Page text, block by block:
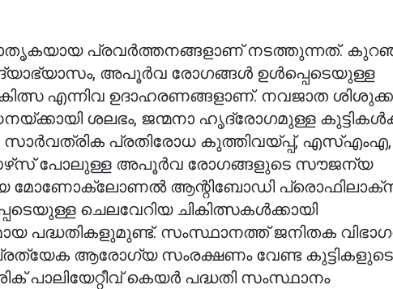
മാതൃകയായ പ്രവര്‍ത്തനങ്ങളാണ് നടത്തുന്നത്.
അപൂര്‍വ രോഗങ്ങള്‍ ഉള്‍പ്പെടെയുള്ള
എന്നിവ ഉദാഹരണങ്ങളാണ്. നവജാത
ശലഭം, ജന്മനാ ഹൃദ്രോഗമുള്ള
പ്രതിരോധ കുത്തിവയ്പ്പ്, എസ്എംഎ,
പോലുള്ള അപൂര്‍വ രോഗങ്ങളുടെ സൗജന്യ
മോണോക്ലോണല്‍ ആന്റിബോഡി
ചെലവേറിയ ചികിത്സകള്‍ക്കായി
പദ്ധതികളുമുണ്ട്. സംസ്ഥാനത്ത് ജനിതക
പ്രത്യേക ആരോഗ്യ സംരക്ഷണം വേണ്ട കുട്ടികളുടെ
പാലിയേറ്റീവ് കെയര്‍ പദ്ധതി സംസ്ഥാനം